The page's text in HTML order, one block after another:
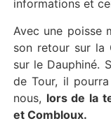
informations et
Avec une poisse
son retour sur la
sur le Dauphiné.
de Tour, il
nous, lors de la
et Combloux.